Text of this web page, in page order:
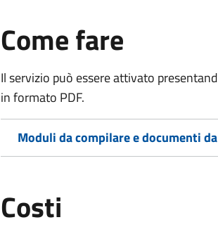
Come fare
Il servizio può essere attivato
in formato PDF.
Moduli da compilare e documenti
Costi